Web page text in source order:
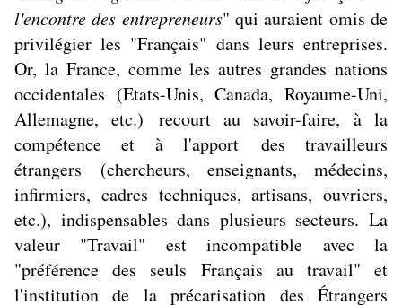
l'encontre des entrepreneurs" qui auraient omis de
privilégier les "Français" dans leurs entreprises.
Or, la France, comme les autres grandes nations
occidentales (Etats-Unis, Canada, Royaume-Uni,
Allemagne, etc.) recourt au savoir-faire, à la
compétence et à l'apport des travailleurs
étrangers (chercheurs, enseignants, médecins,
infirmiers, cadres techniques, artisans, ouvriers,
etc.), indispensables dans plusieurs secteurs. La
valeur "Travail" est incompatible avec la
"préférence des seuls Français au travail" et
l'institution de la précarisation des Étrangers